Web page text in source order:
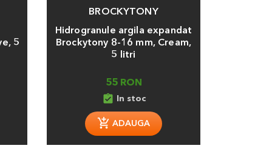
5
BROCKYTONY
Hidrogranule argila expandat
Brockytony 8-16 mm, Cream,
5 litri
55 RON
assignment_turned_in In stoc
ADAUGA